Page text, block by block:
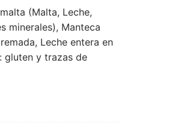
(Malta, Leche,
minerales), Manteca
Leche entera en
gluten y trazas de